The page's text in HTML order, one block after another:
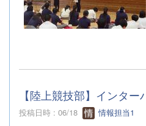
【陸上競技部】インター
投稿日時 : 06/18 情報担当1